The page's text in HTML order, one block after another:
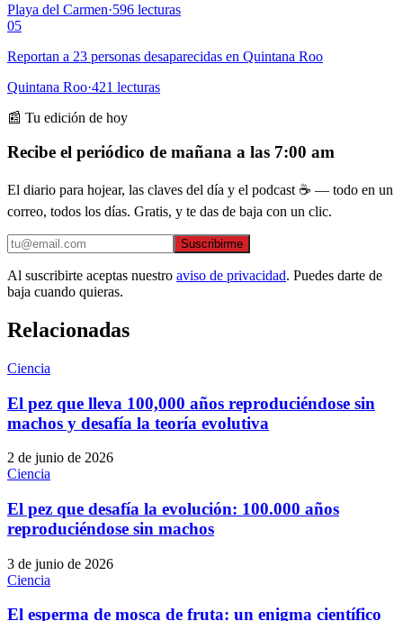
Playa del Carmen·596 lecturas
05
Reportan a 23 personas desaparecidas en Quintana Roo
Quintana Roo·421 lecturas
📰 Tu edición de hoy
Recibe el periódico de mañana a las 7:00 am
El diario para hojear, las claves del día y el podcast ☕ — todo en un
correo, todos los días. Gratis, y te das de baja con un clic.
Suscribirme
Al suscribirte aceptas nuestro aviso de privacidad. Puedes darte de
baja cuando quieras.
Relacionadas
Ciencia
El pez que lleva 100,000 años reproduciéndose sin
machos y desafía la teoría evolutiva
2 de junio de 2026
Ciencia
El pez que desafía la evolución: 100.000 años
reproduciéndose sin machos
3 de junio de 2026
Ciencia
El esperma de mosca de fruta: un enigma científico